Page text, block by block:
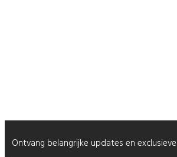
Ontvang belangrijke updates en